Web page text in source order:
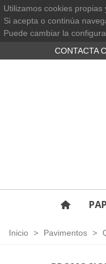
Utilizamos cookies
Si acepta o continúa
Puede cambiar la
CONTACTA
Inicio > Pavimentos >